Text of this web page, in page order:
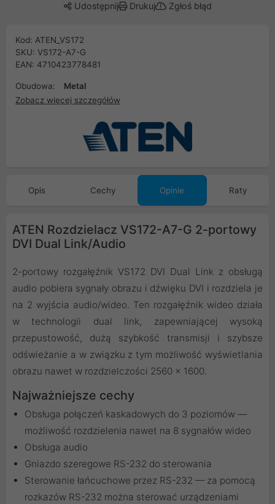
Udostępnij Drukuj Zgłoś błąd
Kod: ATEN_VS172
SKU: VS172-A7-G
EAN: 4710423778481
Obudowa:
Metal
Zobacz więcej szczegółów
Opis Cechy Opinie Raty
ATEN Rozdzielacz VS172-A7-G 2-portowy
DVI Dual Link/Audio
2-portowy rozgałęźnik VS172 DVI Dual Link z obsługą
audio pobiera sygnały obrazu i dźwięku DVI i rozdziela je
na 2 wyjścia audio/wideo. Ten rozgałęźnik wideo działa
w technologii dual link, zapewniającej wysoką
przepustowość, dużą szybkość transmisji i szybsze
odświeżanie a w związku z tym możliwość wyświetlania
obrazu nawet w rozdzielczości 2560 x 1600.
Najważniejsze cechy
Obsługa połączeń kaskadowych do 3 poziomów —
możliwość rozdzielenia nawet na 8 sygnałów wideo
Obsługa audio
Gniazdo szeregowe RS-232 do sterowania
Sterowanie łańcuchowe przez RS-232 — za pomocą
rozkazów RS-232 można sterować urządzeniami